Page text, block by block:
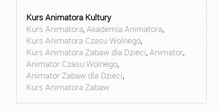
Kurs Animatora Kultury
Kurs Animatora,Akademia Animatora,
Kurs Animatora Czasu Wolnego,
Kurs Animatora Zabaw dla Dzieci,Animator,
Animator Czasu Wolnego,
Animator Zabaw dla Dzieci,
Kurs Animatora Zabaw